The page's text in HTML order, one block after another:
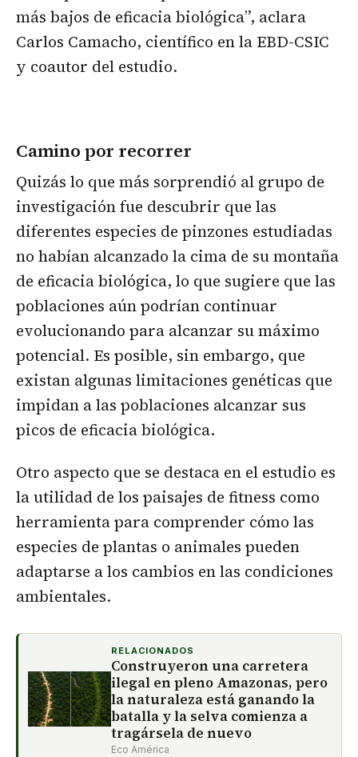
más bajos de eficacia biológica”, aclara
Carlos Camacho, científico en la EBD-CSIC
y coautor del estudio.
Camino por recorrer
Quizás lo que más sorprendió al grupo de
investigación fue descubrir que las
diferentes especies de pinzones estudiadas
no habían alcanzado la cima de su montaña
de eficacia biológica, lo que sugiere que las
poblaciones aún podrían continuar
evolucionando para alcanzar su máximo
potencial. Es posible, sin embargo, que
existan algunas limitaciones genéticas que
impidan a las poblaciones alcanzar sus
picos de eficacia biológica.
Otro aspecto que se destaca en el estudio es
la utilidad de los paisajes de fitness como
herramienta para comprender cómo las
especies de plantas o animales pueden
adaptarse a los cambios en las condiciones
ambientales.
RELACIONADOS
Construyeron una carretera
ilegal en pleno Amazonas, pero
la naturaleza está ganando la
batalla y la selva comienza a
tragársela de nuevo
Eco América